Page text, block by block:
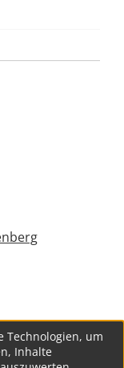
Technologien, um
Inhalte